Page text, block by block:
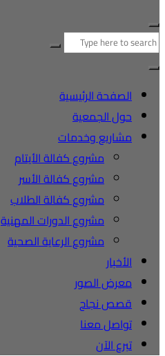
البحث
عن:
الصفحة الرئيسية
حول الجمعية
مشاريع وخدمات
مشروع كفالة الأيتام
مشروع كفالة الأسر
مشروع كفالة الطلاب
مشروع الدورات المهنية
مشروع الرعاية الصحية
الأخبار
معرض الصور
قصص نجاح
تواصل معنا
تبرع الآن